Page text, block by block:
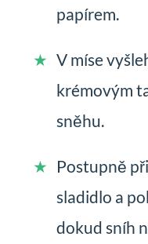
papírem.
V míse
krémovým
sněhu.
Postupně
sladidlo a
dokud sníh